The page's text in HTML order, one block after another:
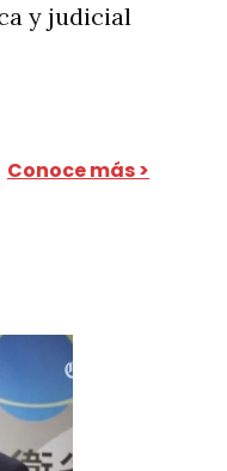
y judicial
Conoce más >